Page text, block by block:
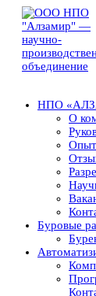
НПО
О
Опыт
Буровые